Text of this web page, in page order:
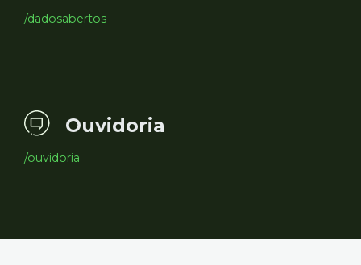
/dadosabertos
Ouvidoria
/ouvidoria